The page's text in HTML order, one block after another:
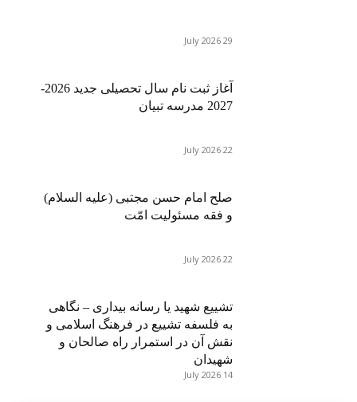
29 July 2026
آغاز ثبت نام سال تحصیلی جدید 2026-
2027 مدرسه تبیان
22 July 2026
صلح امام حسن مجتبی (علیه السلام)
و فقه مسئولیت امّت
22 July 2026
تشییع شهید یا رسانه بیداری – نگاهی
به فلسفه تشییع در فرهنگ اسلامی و
نقش آن در استمرار راه صالحان و
شهیدان
14 July 2026